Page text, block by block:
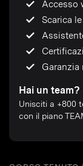
Accesso
Scarica
Garanzia
Hai un team?
Unisciti a +800
con il piano